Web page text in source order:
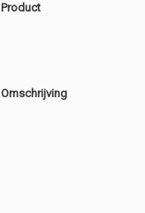
Product
Omschrijving